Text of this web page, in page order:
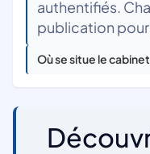
authentifiés.
publication
Où se situe le